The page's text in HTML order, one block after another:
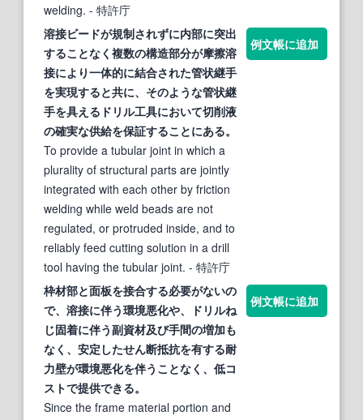
welding. - 特許庁
溶接ビードが規制されずに内部に突出
することなく複数の構造部分が摩擦溶
接により一体的に結合された管状継手
を実現すると共に、そのような管状継
手を具える ドリル工具において切削液
の確実な供給を保証することにある。
To provide a tubular joint in which a
plurality of structural parts are jointly
integrated with each other by friction
welding while weld beads are not
regulated, or protruded inside, and to
reliably feed cutting solution in a drill
tool having the tubular joint. - 特許庁
例文帳に追加
枠材部と面板を接合する必要がないの
で、 溶接に伴う環境悪化や、 ドリルね
じ固着に伴う副資材及び手間の増加も
なく、安定したせん断抵抗を有する耐
力壁が環境悪化を伴うことなく、低コ
ストで提供できる。
Since the frame material portion and
例文帳に追加